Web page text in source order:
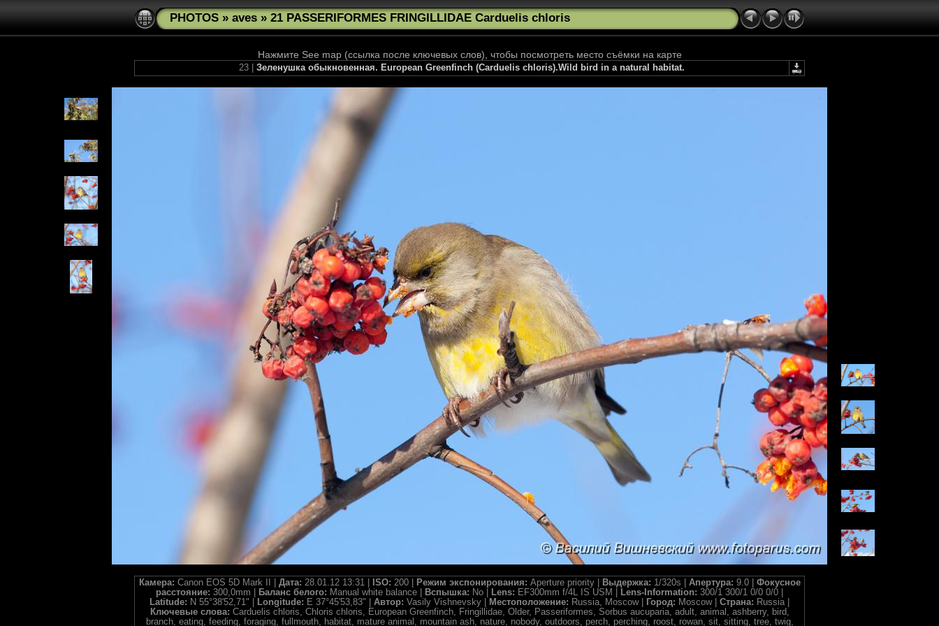
PHOTOS » aves » 21 PASSERIFORMES FRINGILLIDAE Carduelis chloris
Нажмите See map (ссылка после ключевых слов), чтобы посмотреть место съёмки на карте
23 | Зеленушка обыкновенная. European Greenfinch (Carduelis chloris).Wild bird in a natural habitat.
Камера: Canon EOS 5D Mark II | Дата: 28.01.12 13:31 | ISO: 200 | Режим экспонирования: Aperture priority | Выдержка: 1/320s | Апертура: 9.0 | Фокусное
расстояние: 300,0mm | Баланс белого: Manual white balance | Вспышка: No | Lens: EF300mm f/4L IS USM | Lens-Information: 300/1 300/1 0/0 0/0 |
Latitude: N 55°38'52,71" | Longitude: E 37°45'53,83" | Автор: Vasily Vishnevsky | Местоположение: Russia, Moscow | Город: Moscow | Страна: Russia |
Ключевые слова: Carduelis chloris, Chloris chloris, European Greenfinch, Fringillidae, Older, Passeriformes, Sorbus aucuparia, adult, animal, ashberry, bird,
branch, eating, feeding, foraging, fullmouth, habitat, mature animal, mountain ash, nature, nobody, outdoors, perch, perching, roost, rowan, sit, sitting, tree, twig,